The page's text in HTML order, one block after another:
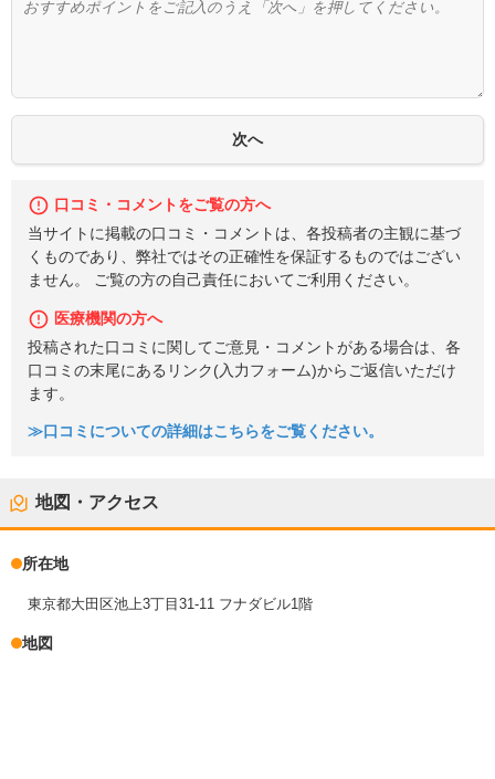
口コミ・コメントをご覧の方へ
当サイトに掲載の口コミ・コメントは、各投稿者の主観に基づ
くものであり、弊社ではその正確性を保証するものではござい
ません。 ご覧の方の自己責任においてご利用ください。
医療機関の方へ
投稿された口コミに関してご意見・コメントがある場合は、各
口コミの末尾にあるリンク(入力フォーム)からご返信いただけ
ます。
≫口コミについての詳細はこちらをご覧ください。
地図・アクセス
所在地
東京都大田区池上3丁目31-11 フナダビル1階
地図